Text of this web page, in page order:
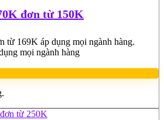
đơn từ 150K
từ 169K áp dụng mọi ngành hàng.
mọi ngành hàng